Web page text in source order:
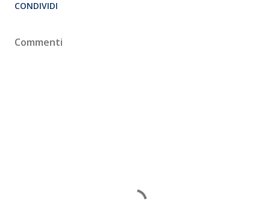
CONDIVIDI
Commenti